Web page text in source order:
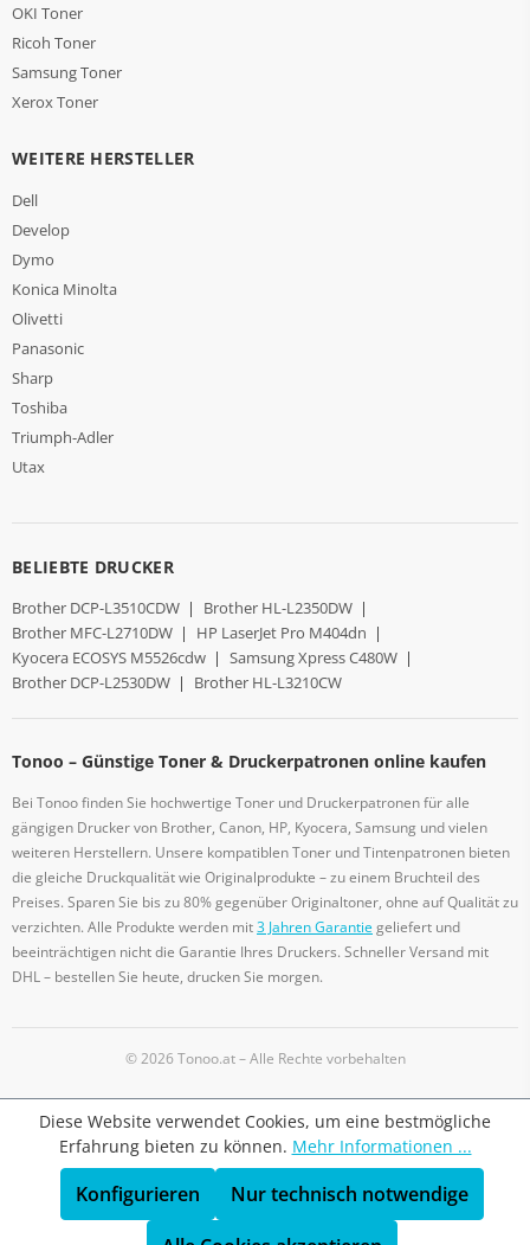
OKI Toner
Ricoh Toner
Samsung Toner
Xerox Toner
WEITERE HERSTELLER
Dell
Develop
Dymo
Konica Minolta
Olivetti
Panasonic
Sharp
Toshiba
Triumph-Adler
Utax
BELIEBTE DRUCKER
Brother DCP-L3510CDW | Brother HL-L2350DW |
Brother MFC-L2710DW | HP LaserJet Pro M404dn |
Kyocera ECOSYS M5526cdw | Samsung Xpress C480W |
Brother DCP-L2530DW | Brother HL-L3210CW
Tonoo – Günstige Toner & Druckerpatronen online kaufen
Bei Tonoo finden Sie hochwertige Toner und Druckerpatronen für alle
gängigen Drucker von Brother, Canon, HP, Kyocera, Samsung und vielen
weiteren Herstellern. Unsere kompatiblen Toner und Tintenpatronen bieten
die gleiche Druckqualität wie Originalprodukte – zu einem Bruchteil des
Preises. Sparen Sie bis zu 80% gegenüber Originaltoner, ohne auf Qualität zu
verzichten. Alle Produkte werden mit3 Jahren Garantiegeliefert und
beeinträchtigen nicht die Garantie Ihres Druckers. Schneller Versand mit
DHL – bestellen Sie heute, drucken Sie morgen.
© 2026 Tonoo.at – Alle Rechte vorbehalten
Diese Website verwendet Cookies, um eine bestmögliche
Erfahrung bieten zu können. Mehr Informationen ...
Nur technisch notwendige
Konfigurieren